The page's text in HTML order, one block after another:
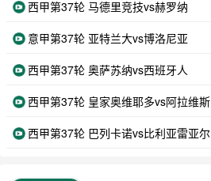
西甲第37轮 马德里竞技vs赫罗纳
意甲第37轮 亚特兰大vs博洛尼亚
西甲第37轮 奥萨苏纳vs西班牙人
西甲第37轮 皇家奥维耶多vs阿拉维斯
西甲第37轮 巴列卡诺vs比利亚雷亚尔